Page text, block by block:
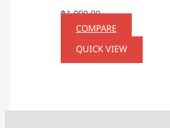
฿1,990.00
COMPARE
QUICK VIEW